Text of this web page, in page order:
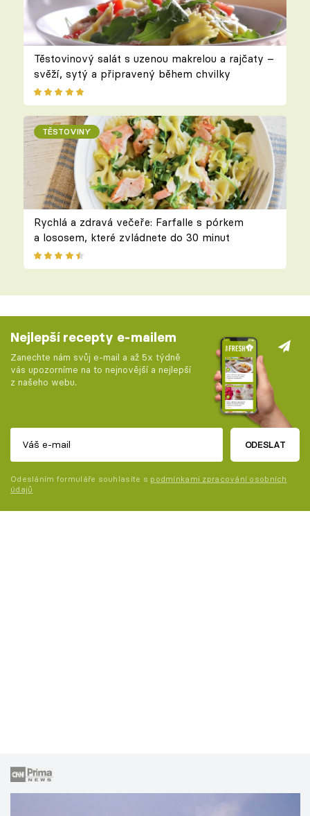
Těstovinový salát s uzenou makrelou a rajčaty –
svěží, sytý a připravený během chvilky
TĚSTOVINY
Rychlá a zdravá večeře: Farfalle s pórkem
a lososem, které zvládnete do 30 minut
Nejlepší recepty e-mailem
Zanechte nám svůj e-mail a až 5x týdně
vás upozorníme na to nejnovější a nejlepší
z našeho webu.
ODESLAT
Odesláním formuláře souhlasíte s podmínkami zpracování osobních
údajů